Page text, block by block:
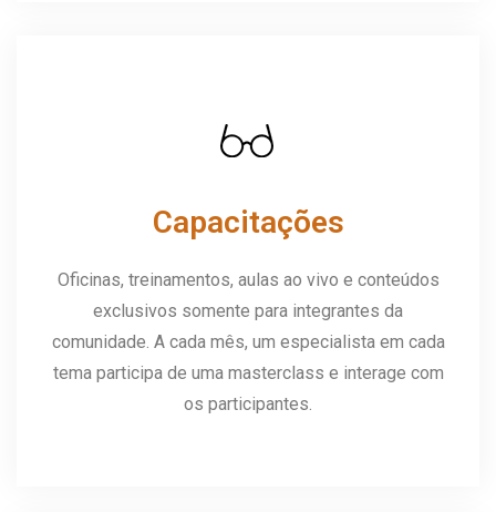
Capacitações
Oficinas, treinamentos, aulas ao vivo e conteúdos
exclusivos somente para integrantes da
comunidade. A cada mês, um especialista em cada
tema participa de uma masterclass e interage com
os participantes.